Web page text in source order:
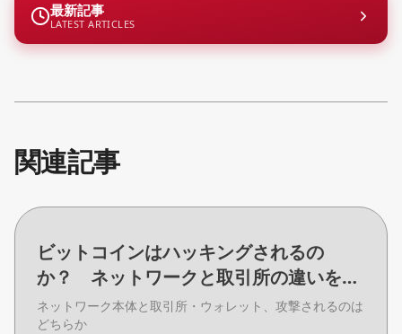
最新記事
LATEST ARTICLES
関連記事
ビットコインはハッキングされるの
か？ ネットワークと取引所の違いを解
説
ネットワーク本体と取引所・ウォレット、攻撃されるのは
どちらか